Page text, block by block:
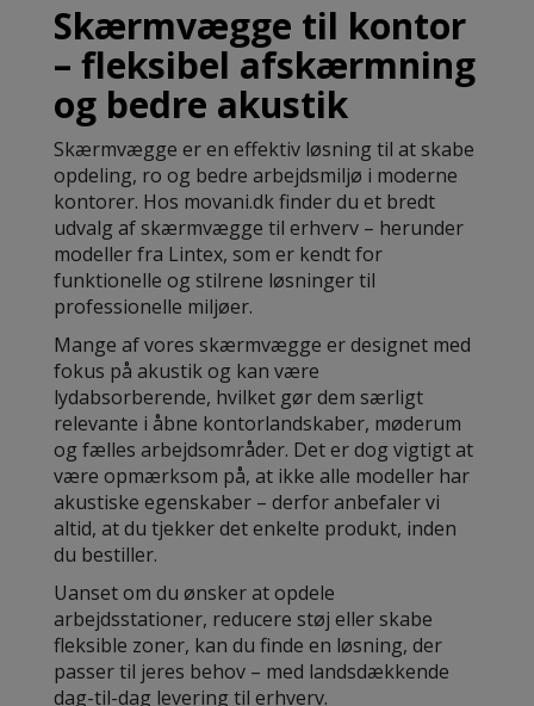
Skærmvægge til kontor
– fleksibel afskærmning
og bedre akustik
Skærmvægge er en effektiv løsning til at skabe
opdeling, ro og bedre arbejdsmiljø i moderne
kontorer. Hos movani.dk finder du et bredt
udvalg af skærmvægge til erhverv – herunder
modeller fra Lintex, som er kendt for
funktionelle og stilrene løsninger til
professionelle miljøer.
Mange af vores skærmvægge er designet med
fokus på akustik og kan være
lydabsorberende, hvilket gør dem særligt
relevante i åbne kontorlandskaber, møderum
og fælles arbejdsområder. Det er dog vigtigt at
være opmærksom på, at ikke alle modeller har
akustiske egenskaber – derfor anbefaler vi
altid, at du tjekker det enkelte produkt, inden
du bestiller.
Uanset om du ønsker at opdele
arbejdsstationer, reducere støj eller skabe
fleksible zoner, kan du finde en løsning, der
passer til jeres behov – med landsdækkende
dag-til-dag levering til erhverv.